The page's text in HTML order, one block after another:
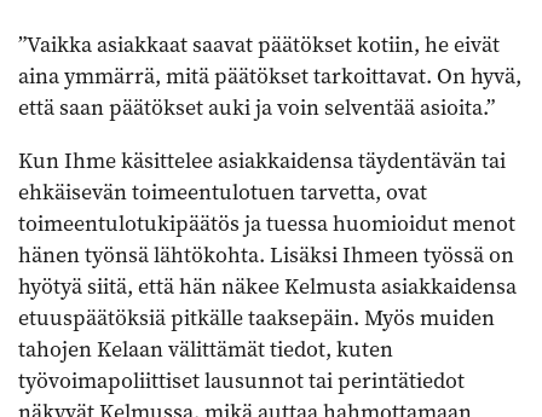
”Vaikka asiakkaat saavat päätökset kotiin, he eivät
aina ymmärrä, mitä päätökset tarkoittavat. On hyvä,
että saan päätökset auki ja voin selventää asioita.”
Kun Ihme käsittelee asiakkaidensa täydentävän tai
ehkäisevän toimeentulotuen tarvetta, ovat
toimeentulotukipäätös ja tuessa huomioidut menot
hänen työnsä lähtökohta. Lisäksi Ihmeen työssä on
hyötyä siitä, että hän näkee Kelmusta asiakkaidensa
etuuspäätöksiä pitkälle taaksepäin. Myös muiden
tahojen Kelaan välittämät tiedot, kuten
työvoimapoliittiset lausunnot tai perintätiedot